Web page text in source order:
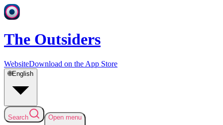
The Outsiders
WebsiteDownload on the App Store
🌐English
Search Open menu